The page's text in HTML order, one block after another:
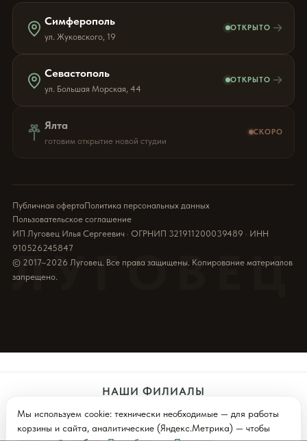
Симферополь
ул. Жуковского, 19
ОТКРЫТО →
Севастополь
ул. Большая Морская, 44
ОТКРЫТО →
Ялта
готовим открытие новой студии
СКОРО
Публичная офертаПолитика персональных данных
Пользовательское соглашение
ИП Луговец Илья Сергеевич · ОГРНИП 321911200039489 · ИНН
910526245847
© 2017–2026 Луговец. Все права защищены. Копирование материалов
запрещено.
ЛУГОВЕЦ
НАШИ ФИЛИАЛЫ
Севастополь Симферополь Ялта (Скоро)
Мы используем cookie: технически необходимые — для работы
корзины и сайта, аналитические (Яндекс.Метрика) — чтобы